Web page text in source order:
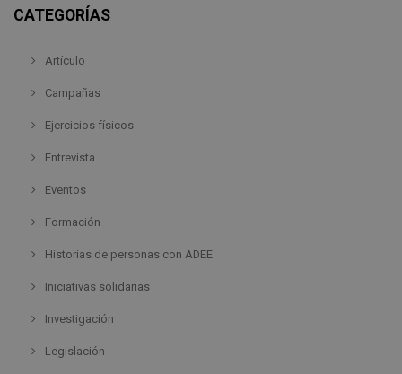
CATEGORÍAS
Artículo
Campañas
Ejercicios físicos
Entrevista
Eventos
Formación
Historias de personas con ADEE
Iniciativas solidarias
Investigación
Legislación